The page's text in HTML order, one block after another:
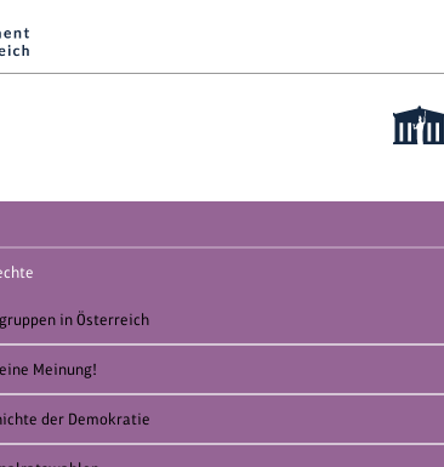
in Österreich
Meinung!
der Demokratie